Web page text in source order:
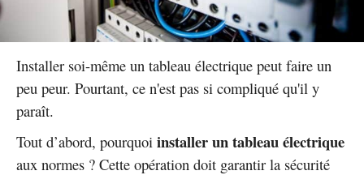
Installer soi-même un tableau électrique peut faire un
peu peur. Pourtant, ce n'est pas si compliqué qu'il y
paraît.
Tout d’abord, pourquoi installer un tableau électrique
aux normes ? Cette opération doit garantir la sécurité